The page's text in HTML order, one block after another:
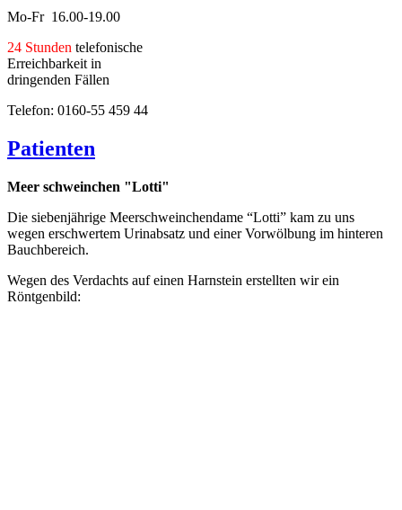
Mo-Fr 16.00-19.00
24 Stunden telefonische
Erreichbarkeit in
dringenden Fällen
Telefon: 0160-55 459 44
Patienten
Meer schweinchen "Lotti"
Die siebenjährige Meerschweinchendame “Lotti” kam zu uns
wegen erschwertem Urinabsatz und einer Vorwölbung im hinteren
Bauchbereich.
Wegen des Verdachts auf einen Harnstein erstellten wir ein
Röntgenbild: